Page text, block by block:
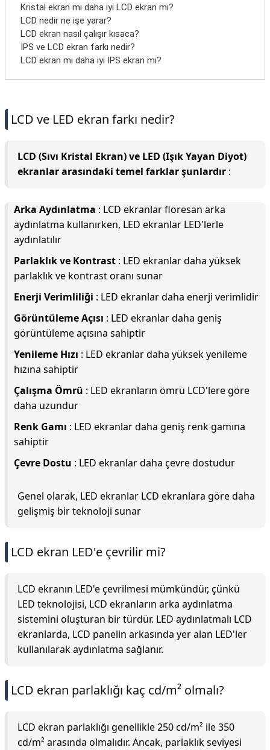
Kristal ekran mı daha iyi LCD ekran mı?
LCD nedir ne işe yarar?
LCD ekran nasıl çalışır kısaca?
IPS ve LCD ekran farkı nedir?
LCD ekran mı daha iyi IPS ekran mı?
LCD ve LED ekran farkı nedir?
LCD (Sıvı Kristal Ekran) ve LED (Işık Yayan Diyot)
ekranlar arasındaki temel farklar şunlardır :
Arka Aydınlatma : LCD ekranlar floresan arka
aydınlatma kullanırken, LED ekranlar LED'lerle
aydınlatılır
Parlaklık ve Kontrast : LED ekranlar daha yüksek
parlaklık ve kontrast oranı sunar
Enerji Verimliliği : LED ekranlar daha enerji verimlidir
Görüntüleme Açısı : LED ekranlar daha geniş
görüntüleme açısına sahiptir
Yenileme Hızı : LED ekranlar daha yüksek yenileme
hızına sahiptir
Çalışma Ömrü : LED ekranların ömrü LCD'lere göre
daha uzundur
Renk Gamı : LED ekranlar daha geniş renk gamına
sahiptir
Çevre Dostu : LED ekranlar daha çevre dostudur
Genel olarak, LED ekranlar LCD ekranlara göre daha
gelişmiş bir teknoloji sunar
LCD ekran LED'e çevrilir mi?
LCD ekranın LED'e çevrilmesi mümkündür, çünkü
LED teknolojisi, LCD ekranların arka aydınlatma
sistemini oluşturan bir türdür. LED aydınlatmalı LCD
ekranlarda, LCD panelin arkasında yer alan LED'ler
kullanılarak aydınlatma sağlanır.
LCD ekran parlaklığı kaç cd/m² olmalı?
LCD ekran parlaklığı genellikle 250 cd/m² ile 350
cd/m² arasında olmalıdır. Ancak, parlaklık seviyesi